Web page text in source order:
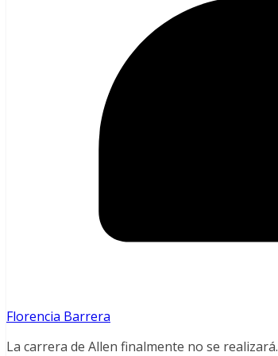
Florencia Barrera
La carrera de Allen finalmente no se realizará.